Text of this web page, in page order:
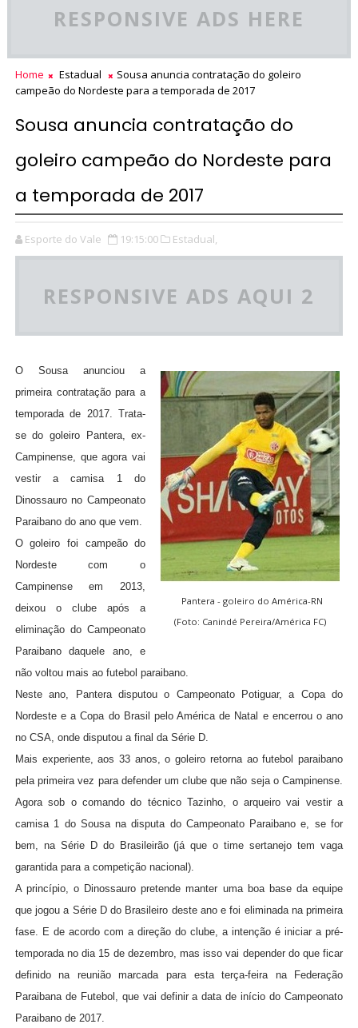
RESPONSIVE ADS HERE
Home Estadual
Sousa anuncia contratação do goleiro
campeão do Nordeste para a temporada de 2017
Sousa anuncia contratação do
goleiro campeão do Nordeste para
a temporada de 2017
Esporte do Vale 19:15:00 Estadual,
RESPONSIVE ADS AQUI 2
Pantera - goleiro do América-RN
(Foto: Canindé Pereira/América FC)
O Sousa anunciou a
primeira contratação para a
temporada de 2017. Trata-
se do goleiro Pantera, ex-
Campinense, que agora vai
vestir a camisa 1 do
Dinossauro no Campeonato
Paraibano do ano que vem.
O goleiro foi campeão do
Nordeste com o
Campinense em 2013,
deixou o clube após a
eliminação do Campeonato
Paraibano daquele ano, e
não voltou mais ao futebol paraibano.
Neste ano, Pantera disputou o Campeonato Potiguar, a Copa do
Nordeste e a Copa do Brasil pelo América de Natal e encerrou o ano
no CSA, onde disputou a final da Série D.
Mais experiente, aos 33 anos, o goleiro retorna ao futebol paraibano
pela primeira vez para defender um clube que não seja o Campinense.
Agora sob o comando do técnico Tazinho, o arqueiro vai vestir a
camisa 1 do Sousa na disputa do Campeonato Paraibano e, se for
bem, na Série D do Brasileirão (já que o time sertanejo tem vaga
garantida para a competição nacional).
A princípio, o Dinossauro pretende manter uma boa base da equipe
que jogou a Série D do Brasileiro deste ano e foi eliminada na primeira
fase. E de acordo com a direção do clube, a intenção é iniciar a pré-
temporada no dia 15 de dezembro, mas isso vai depender do que ficar
definido na reunião marcada para esta terça-feira na Federação
Paraibana de Futebol, que vai definir a data de início do Campeonato
Paraibano de 2017.